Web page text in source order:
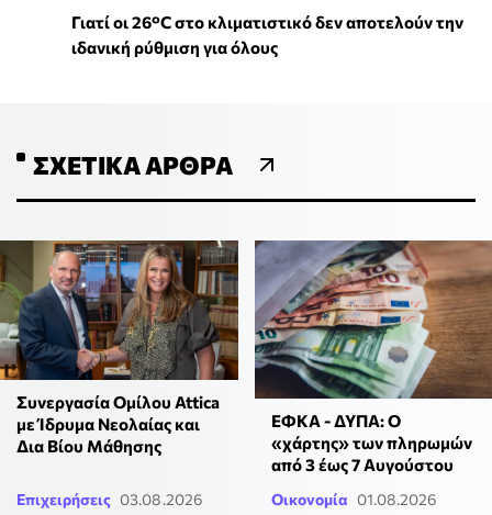
Γιατί οι 26°C στο κλιματιστικό δεν αποτελούν την
ιδανική ρύθμιση για όλους
ΣΧΕΤΙΚΆ ΆΡΘΡΑ
Συνεργασία Ομίλου Attica
με Ίδρυμα Νεολαίας και
Δια Βίου Μάθησης
Επιχειρήσεις 03.08.2026
ΕΦΚΑ - ΔΥΠΑ: Ο
«χάρτης» των πληρωμών
από 3 έως 7 Αυγούστου
Οικονομία 01.08.2026